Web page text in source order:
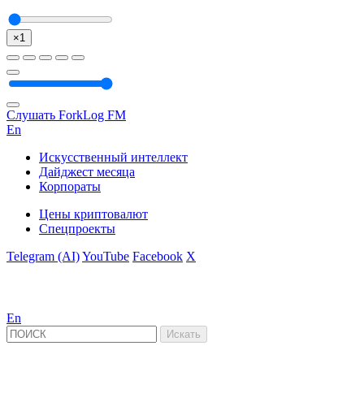
×1
Слушать ForkLog FM
En
Искусственный интеллект
Дайджест месяца
Корпораты
Цены криптовалют
Спецпроекты
Telegram (AI)YouTube Facebook X
En